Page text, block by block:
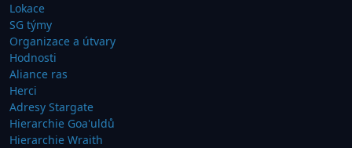
Lokace
SG týmy
Organizace a útvary
Hodnosti
Aliance ras
Herci
Adresy Stargate
Hierarchie Goa'uldů
Hierarchie Wraith